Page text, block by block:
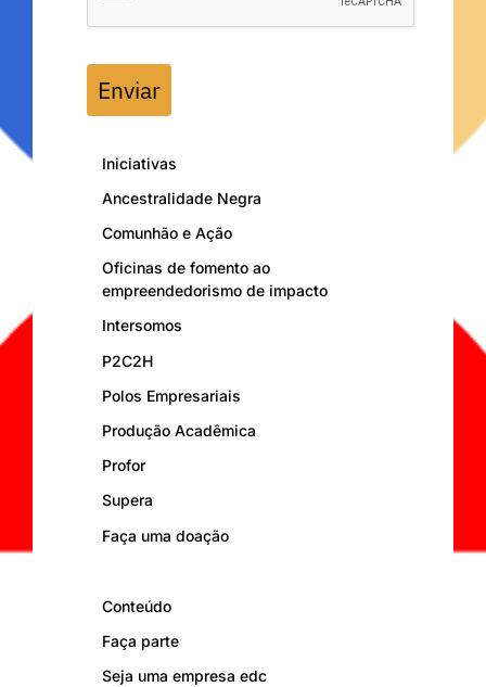
Enviar
Iniciativas
Ancestralidade Negra
Comunhão e Ação
Oficinas de fomento ao
empreendedorismo de impacto
Intersomos
P2C2H
Polos Empresariais
Produção Acadêmica
Profor
Supera
Faça uma doação
Conteúdo
Faça parte
Seja uma empresa edc